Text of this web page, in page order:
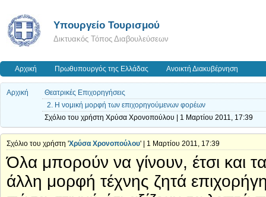
Υπουργείο Τουρισμού
Δικτυακός Τόπος Διαβουλεύσεων
Αρχική Πρωθυπουργός της Ελλάδας Ανοικτή Διακυβέρνηση
Αρχική
Θεατρικές Επιχορηγήσεις
2. Η νομική μορφή των επιχορηγούμενων φορέων
Σχόλιο του χρήστη Χρύσα Χρονοπούλου | 1 Μαρτίου 2011, 17:39
Σχόλιο του χρήστη 'Χρύσα Χρονοπούλου' | 1 Μαρτίου 2011, 17:39
Όλα μπορούν να γίνουν, έτσι και
άλλη μορφή τέχνης ζητά